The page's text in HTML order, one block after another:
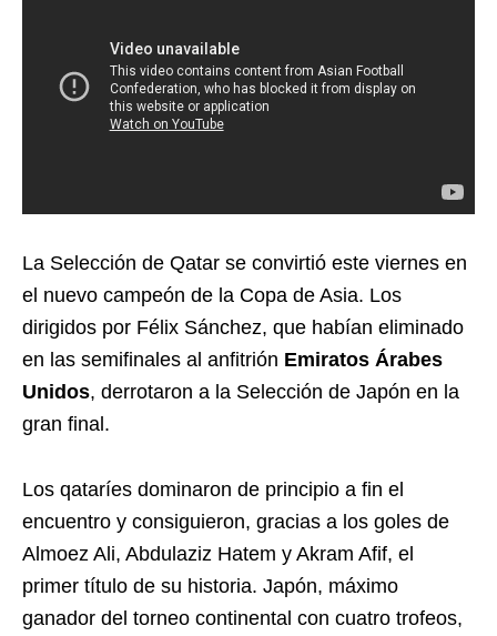
La Selección de Qatar se convirtió este viernes en
el nuevo campeón de la Copa de Asia. Los
dirigidos por Félix Sánchez, que habían eliminado
en las semifinales al anfitrión Emiratos Árabes
Unidos, derrotaron a la Selección de Japón en la
gran final.
Los qataríes dominaron de principio a fin el
encuentro y consiguieron, gracias a los goles de
Almoez Ali, Abdulaziz Hatem y Akram Afif, el
primer título de su historia. Japón, máximo
ganador del torneo continental con cuatro trofeos,